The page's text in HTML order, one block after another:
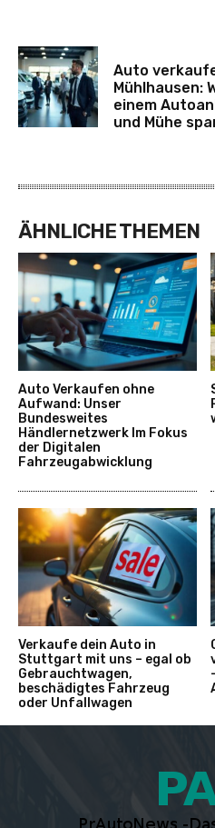
Auto
Mühlhausen:
einem
und Mühe
ÄHNLICHE THEMEN
Auto Verkaufen ohne
Aufwand: Unser
Bundesweites
Händlernetzwerk Im Fokus
der Digitalen
Fahrzeugabwicklung
Verkaufe dein Auto in
Stuttgart mit uns – egal ob
Gebrauchtwagen,
beschädigtes Fahrzeug
oder Unfallwagen